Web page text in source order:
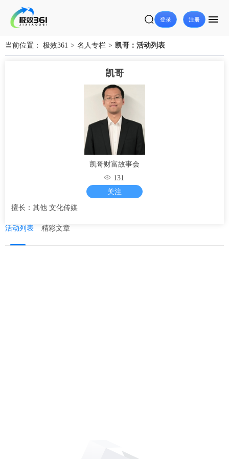
登录 注册
当前位置： 极效361 > 名人专栏 > 凯哥：活动列表
凯哥
凯哥财富故事会
131
关注
擅长：其他 文化传媒
活动列表 精彩文章